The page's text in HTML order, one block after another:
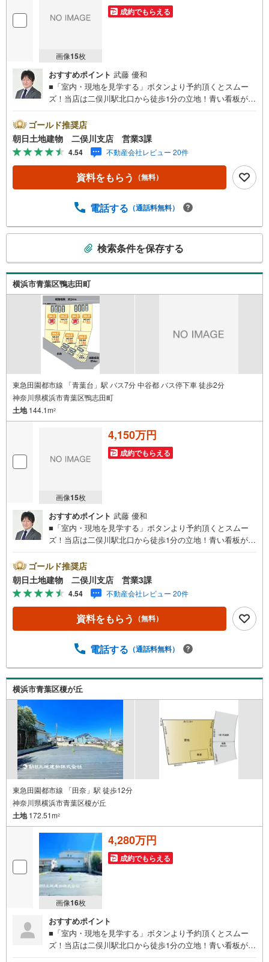
画像15枚
成約でもらえる
おすすめポイント 武藤 優和
■「室内・現地を見学する」ボタンより予約頂くとスムー
ズ！当店は二俣川駅北口から徒歩1分の立地！青い看板が目
ーナーなど、お子様にも退屈せずにお過ごし頂けます。■
テレワークで作業効率のUP化オウチ時間で人生を豊かにす
るためにONとOFFを切り替えて、家族との時間も増えて幸
せマイホームを！■ 住宅ローンのご相談承ります。■住まい
選びはフィーリングも大切です。現地の空気や雰囲気を感
じてみましょう。営業スタッフまでお問合せくださいま
そうですが住まい選びはフィーリングも大切です。現地の
情報ですお客様のこだわりを聞かせてください！■ ご来店
時にはお車の無料提携駐車場ございます。詳しくは営業ス
タッフまでお問合せくださいませ！■周辺の教育施設やスー
パー、ドラックストア等の情報、災害情報等がわかる「物
件レポート」お渡します■他の物件と併せてご案内もOK-ご
自宅や指定場所から無料送迎もOK-当日見学もOKです！
ゴールド推奨店
朝日土地建物 二俣川支店 営業3課
4.54 不動産会社レビュー 20件
資料をもらう （無料）
電話する （通話料無料）
検
索
条
受
け
取
る
・
を
存
す
る
検索条件を保存する
横浜市青葉区鴨志田町
東急田園都市線 「青葉台」駅 バス7分 中谷都 バス停下車 徒歩2分
神奈川県横浜市青葉区鴨志田町
土地144.1m2
画像15枚
4,150万円
成約でもらえる
おすすめポイント 武藤 優和
■「室内・現地を見学する」ボタンより予約頂くとスムー
ズ！当店は二俣川駅北口から徒歩1分の立地！青い看板が目
ーナーなど、お子様にも退屈せずにお過ごし頂けます。■
テレワークで作業効率のUP化オウチ時間で人生を豊かにす
るためにONとOFFを切り替えて、家族との時間も増えて幸
せマイホームを！■ 住宅ローンのご相談承ります。■住まい
選びはフィーリングも大切です。現地の空気や雰囲気を感
じてみましょう。営業スタッフまでお問合せくださいま
そうですが住まい選びはフィーリングも大切です。現地の
情報ですお客様のこだわりを聞かせてください！■ ご来店
時にはお車の無料提携駐車場ございます。詳しくは営業ス
タッフまでお問合せくださいませ！■周辺の教育施設やスー
件レポート」お渡します■他の物件と併せてご案内もOK-ご
自宅や指定場所から無料送迎もOK-当日見学もOKです！
ゴールド推奨店
朝日土地建物 二俣川支店 営業3課
4.54 不動産会社レビュー 20件
資料をもらう （無料）
電話する （通話料無料）
横浜市青葉区榎が丘
東急田園都市線 「田奈」駅 徒歩12分
神奈川県横浜市青葉区榎が丘
土地172.51m2
画像16枚
4,280万円
成約でもらえる
おすすめポイント
■「室内・現地を見学する」ボタンより予約頂くとスムー
ズ！当店は二俣川駅北口から徒歩1分の立地！青い看板が目